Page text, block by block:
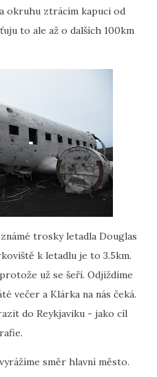
okruhu ztrácím kapuci od
to ale až o dalších 100km
trosky letadla Douglas
k letadlu je to 3.5km.
už se šeří. Odjíždíme
večer a Klárka na nás čeká.
do Reykjaviku - jako cíl
směr hlavní město.